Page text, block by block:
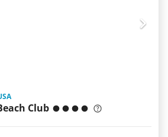
Club